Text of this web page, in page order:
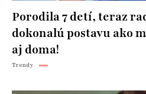
Porodila 7 detí, teraz
dokonalú postavu ako
aj doma!
Trendy